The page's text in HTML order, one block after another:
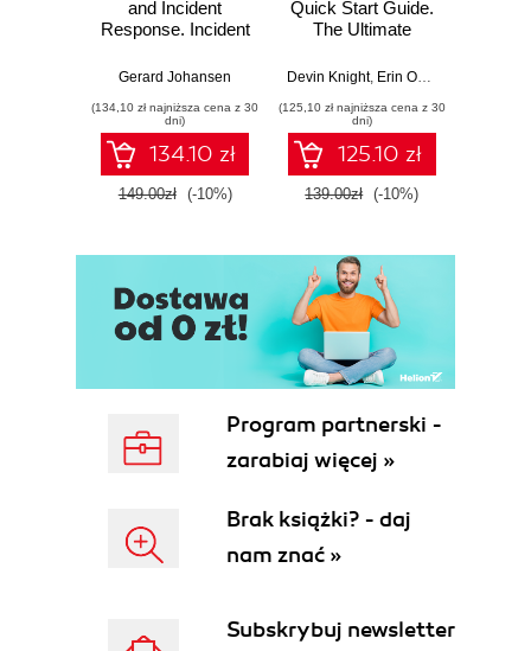
and Incident
Response. Incident
and techniques for
threat response -
Fourth Edition
Gerard Johansen
(134,10 zł najniższa cena z 30
dni)
134.10 zł
149.00zł (-10%)
Quick Start Guide.
The Ultimate
to Power BI, Data
Tools, and
Microsoft Fabric -
Fourth Edition
Devin Knight, Erin Ostrowsky
(125,10 zł najniższa cena z 30
dni)
125.10 zł
139.00zł (-10%)
Program partnerski -
zarabiaj więcej »
Brak książki? - daj
nam znać »
Subskrybuj newsletter